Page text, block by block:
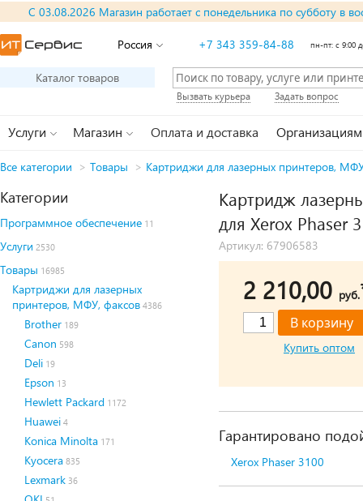
С 03.08.2026 Магазин работает с понедельника по субботу в
Россия +7 343 359-84-88 пн-пт: с 9:00
Каталог товаров
Вызвать курьера Задать вопрос
Услуги Магазин Оплата и доставка Организациям
Все категории > Товары > Картриджи для лазерных принтеров,
Категории
Программное обеспечение 11
Услуги 2530
Товары 16985
Картриджи для лазерных
принтеров, МФУ, факсов 4386
Brother 189
Canon 598
Deli 19
Epson 13
Hewlett Packard 1172
Huawei 4
Konica Minolta 171
Kyocera 835
Lexmark 36
Картридж
для Xerox Phaser
Артикул: 67906583
2 210,00 руб.
Купить оптом
Гарантировано
Xerox Phaser 3100